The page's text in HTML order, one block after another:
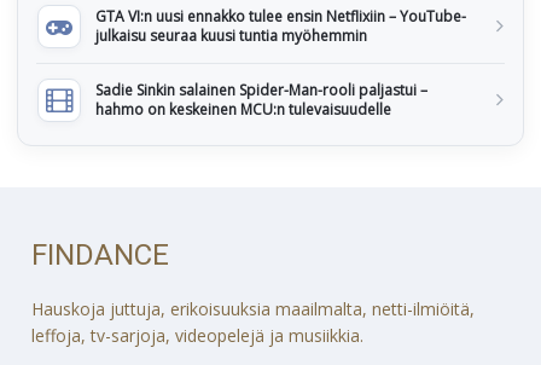
GTA VI:n uusi ennakko tulee ensin Netflixiin – YouTube-
julkaisu seuraa kuusi tuntia myöhemmin
Sadie Sinkin salainen Spider-Man-rooli paljastui –
hahmo on keskeinen MCU:n tulevaisuudelle
FINDANCE
Hauskoja juttuja, erikoisuuksia maailmalta, netti-ilmiöitä,
leffoja, tv-sarjoja, videopelejä ja musiikkia.